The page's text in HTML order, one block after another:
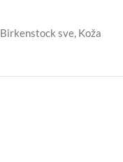
Birkenstock sve, Koža